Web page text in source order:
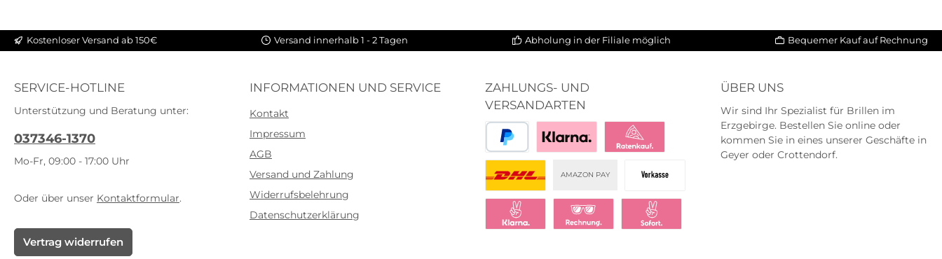
Kostenloser Versand ab 150€ Versand innerhalb 1 - 2 Tagen Abholung in der Filiale möglich Bequemer Kauf auf Rechnung
SERVICE-HOTLINE
Unterstützung und Beratung unter:
037346-1370
Mo-Fr, 09:00 - 17:00 Uhr
Oder über unser Kontaktformular.
Vertrag widerrufen
INFORMATIONEN UND SERVICE
Kontakt
Impressum
AGB
Versand und Zahlung
Widerrufsbelehrung
Datenschutzerklärung
ZAHLUNGS- UND
VERSANDARTEN
AMAZON PAY
PayPal
Vorkasse
Bezahlen mit Klarna
DHL
ÜBER UNS
Wir sind Ihr Spezialist für Brillen im
Erzgebirge. Bestellen Sie online oder
kommen Sie in eines unserer Geschäfte in
Geyer oder Crottendorf.